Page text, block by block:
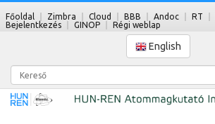
Főoldal Zimbra Cloud BBB Andoc RT
Bejelentkezés
GINOP Régi weblap
English
Kereső